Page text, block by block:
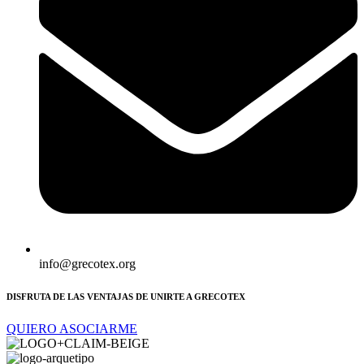
info@grecotex.org
DISFRUTA DE LAS VENTAJAS DE UNIRTE A GRECOTEX
QUIERO ASOCIARME